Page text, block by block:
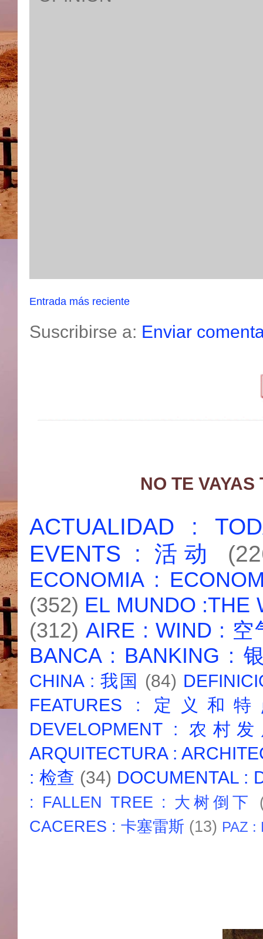
Entrada más reciente
Suscribirse a: Enviar
NO TE
ACTUALIDAD :
EVENTS : 活动
ECONOMIA :
(352) EL MUNDO :THE
(312) AIRE : WIND : 空
BANCA : BANKING :
CHINA : 我国 (84)
FEATURES : 定义和
DEVELOPMENT : 农村
ARQUITECTURA :
: 检查 (34) DOCUMENTAL :
: FALLEN TREE : 大树倒下
CACERES : 卡塞雷斯 (13) PAZ :